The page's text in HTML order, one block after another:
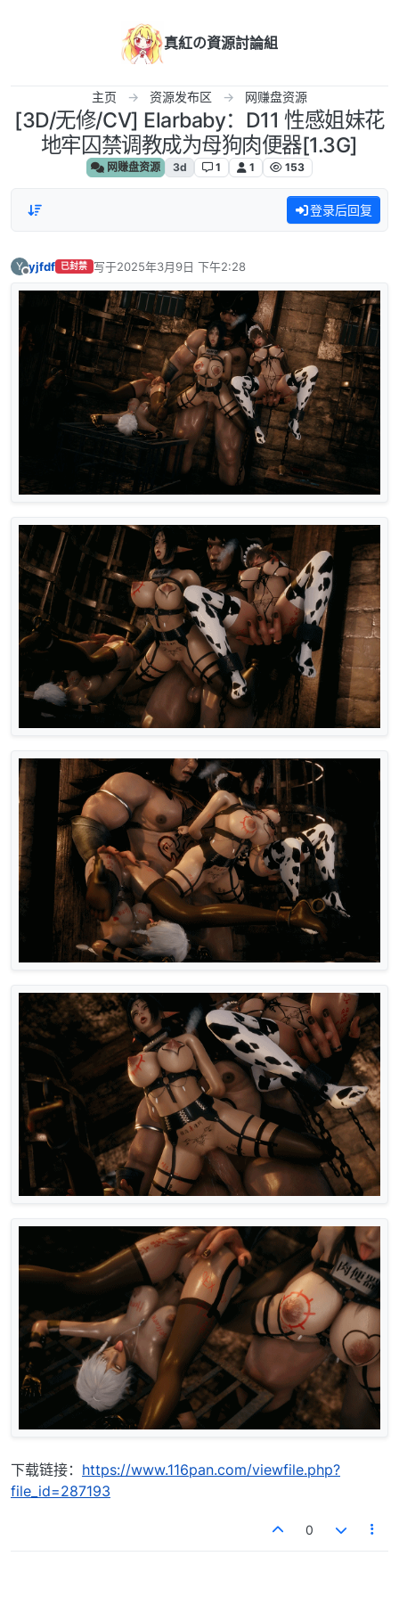
真紅の資源討論組
主页 资源发布区 网赚盘资源
[3D/无修/CV] Elarbaby：D11 性感姐妹花
地牢囚禁调教成为母狗肉便器[1.3G]
网赚盘资源 3d 1 1 153
登录后回复
Y yjfdf 已封禁 写于2025年3月9日 下午2:28
最后由 编辑
下载链接： https://www.116pan.com/viewfile.php?
file_id=287193
0